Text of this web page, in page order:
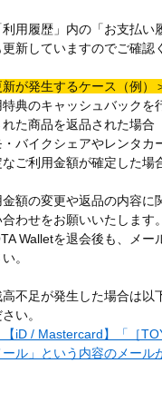
利用履歴」内の「お支払
新していますのでご確認
新が発生するケース（例）
特典のキャッシュバックを
れた商品を返品された場合
・バイクシェアやレンタ
ご利用金額が確定した場
額の変更や返品の内容に
わせをお願いいたします。
Walletを退会後も、メー
。
不足が発生した場合は以
い。
【iD / Mastercard】「［
ール」という内容のメール